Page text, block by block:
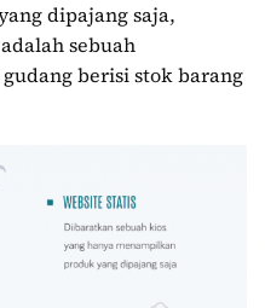
dipajang saja,
sebuah
berisi stok barang